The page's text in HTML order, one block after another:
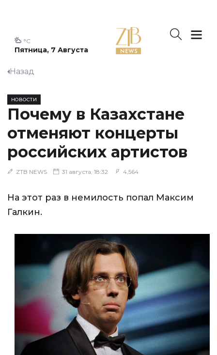
Пятница, 7 Августа
°C
Назад
НОВОСТИ
Почему в Казахстане
отменяют концерты
российских артистов
ZTB NEWS 31 августа, 18:32 4,564
На этот раз в немилость попал Максим
Галкин.